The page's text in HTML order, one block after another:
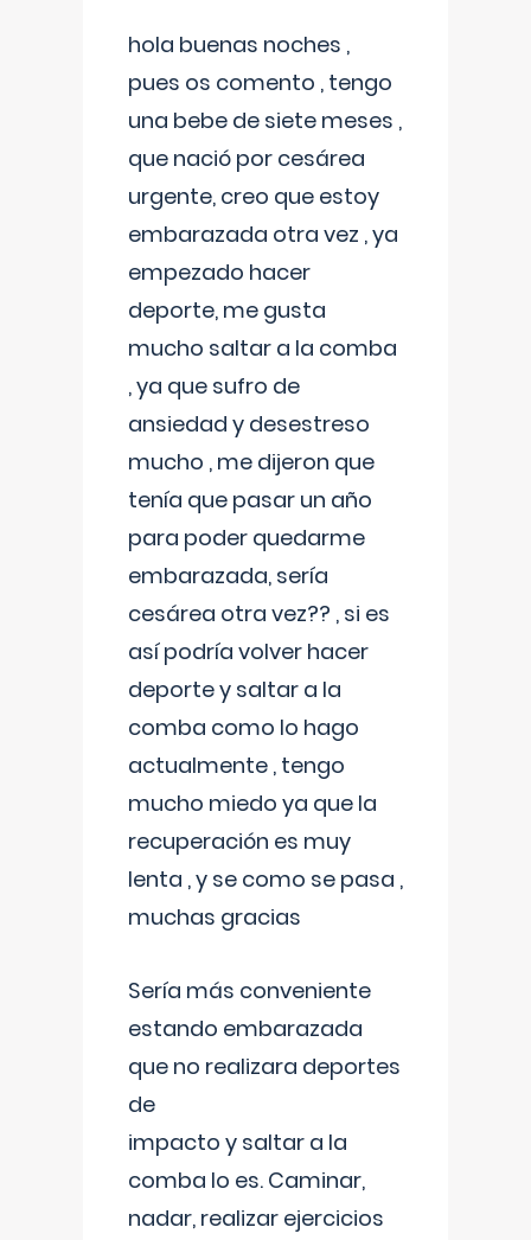
hola buenas noches ,
pues os comento , tengo
una bebe de siete meses ,
que nació por cesárea
urgente, creo que estoy
embarazada otra vez , ya
empezado hacer
deporte, me gusta
mucho saltar a la comba
, ya que sufro de
ansiedad y desestreso
mucho , me dijeron que
tenía que pasar un año
para poder quedarme
embarazada, sería
cesárea otra vez?? , si es
así podría volver hacer
deporte y saltar a la
comba como lo hago
actualmente , tengo
mucho miedo ya que la
recuperación es muy
lenta , y se como se pasa ,
muchas gracias
Sería más conveniente
estando embarazada
que no realizara deportes
de
impacto y saltar a la
comba lo es. Caminar,
nadar, realizar ejercicios